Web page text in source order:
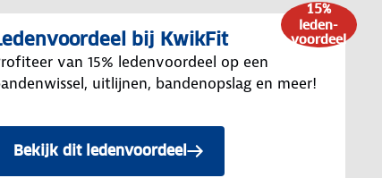
15%
leden-
voordeel
bij KwikFit
van 15% ledenvoordeel op een
uitlijnen, bandenopslag en meer!
Bekijk dit ledenvoordeel